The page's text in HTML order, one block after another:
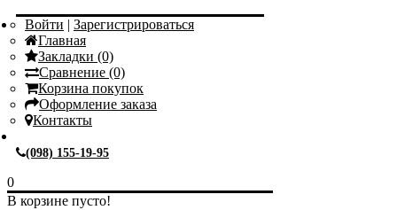
Войти | Зарегистрироваться
Главная
Закладки (0)
Сравнение (0)
Корзина покупок
Оформление заказа
Контакты
(098) 155-19-95
0
В корзине пусто!